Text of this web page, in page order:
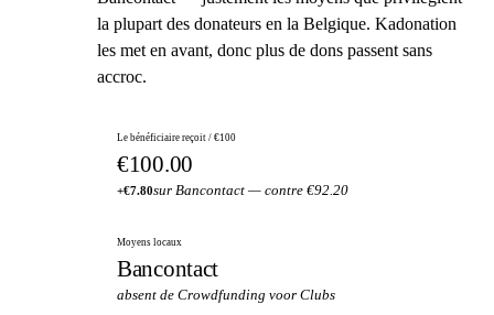
la plupart des donateurs en la Belgique. Kadonation
les met en avant, donc plus de dons passent sans
accroc.
Le bénéficiaire reçoit / €100
€100.00
+€7.80sur Bancontact — contre €92.20
Moyens locaux
Bancontact
absent de Crowdfunding voor Clubs